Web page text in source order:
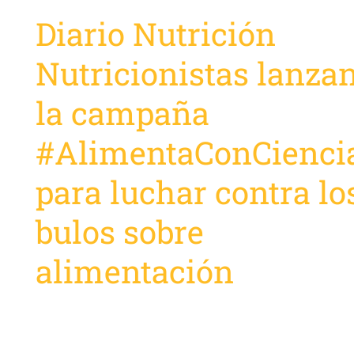
Diario Nutrición
Nutricionistas
la campaña
para luchar contra
bulos sobre
alimentación